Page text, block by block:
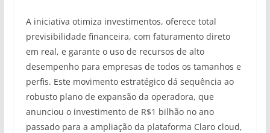
A iniciativa otimiza investimentos, oferece total
previsibilidade financeira, com faturamento direto
em real, e garante o uso de recursos de alto
desempenho para empresas de todos os tamanhos e
perfis. Este movimento estratégico dá sequência ao
robusto plano de expansão da operadora, que
anunciou o investimento de R$1 bilhão no ano
passado para a ampliação da plataforma Claro cloud,